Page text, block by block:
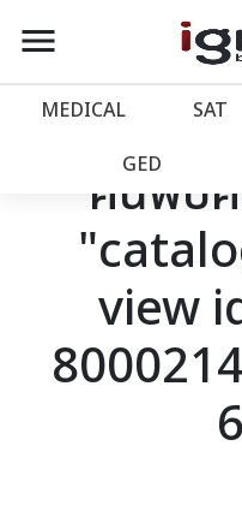
account_balance หน้าแรก
เว็บไซต์อิกไนท์
โปรโมชั่น
วางแผนการเรี
account_circle เข้าสู่ระบบ
menu
MEDICAL SAT
GED
ค้นพบ
view